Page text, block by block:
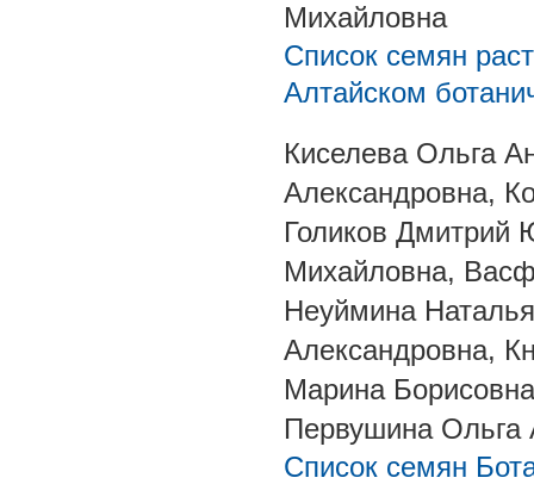
Михайловна
Список семян
Алтайском
Киселева Ольга
Александровна,
Голиков
Михайловна,
Неуймина
Александровна,
Марина
Первушина Ольга
Список семян